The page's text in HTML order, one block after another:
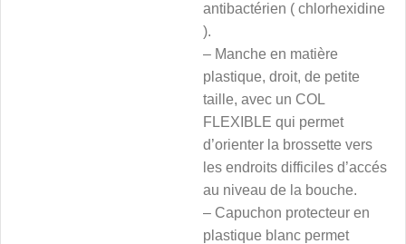
antibactérien ( chlorhexidine
).
– Manche en matière
plastique, droit, de petite
taille, avec un COL
FLEXIBLE qui permet
d’orienter la brossette vers
les endroits difficiles d’accés
au niveau de la bouche.
– Capuchon protecteur en
plastique blanc permet